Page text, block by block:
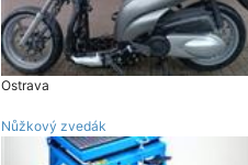
Ostrava
Nůžkový zvedák